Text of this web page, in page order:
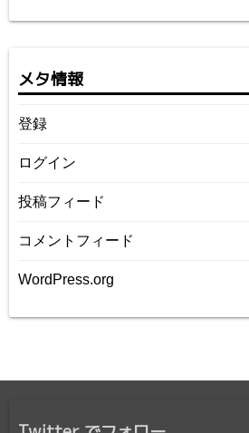
メタ情報
登録
ログイン
投稿フィード
コメントフィード
WordPress.org